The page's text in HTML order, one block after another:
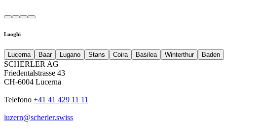
Luoghi
Lucerna Baar Lugano Stans Coira Basilea Winterthur Baden
SCHERLER AG
Friedentalstrasse 43
CH-6004 Lucerna
Telefono +41 41 429 11 11
luzern@scherler.swiss